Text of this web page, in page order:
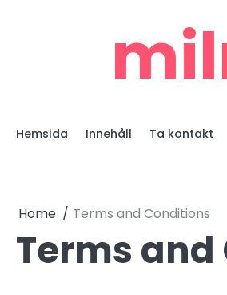
Hemsida Innehåll Ta kontakt
Home Terms and Conditions
Terms and